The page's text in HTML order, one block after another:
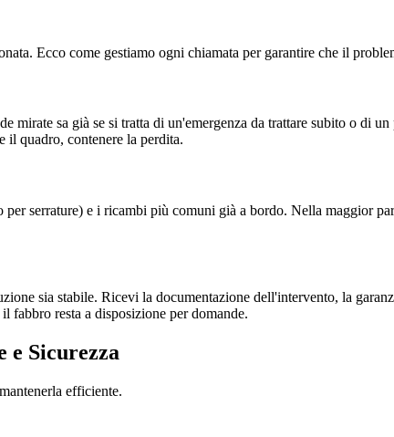
Ecco come gestiamo ogni chiamata per garantire che il
sa già se si tratta di un'emergenza da trattare subito o di
quadro, contenere la perdita.
serrature) e i ricambi più comuni già a bordo. Nella maggior
sia stabile. Ricevi la documentazione dell'intervento, la
resta a disposizione per domande.
e Sicurezza
efficiente.